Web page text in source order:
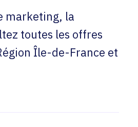
marketing, la
toutes les offres
Île-de-France et